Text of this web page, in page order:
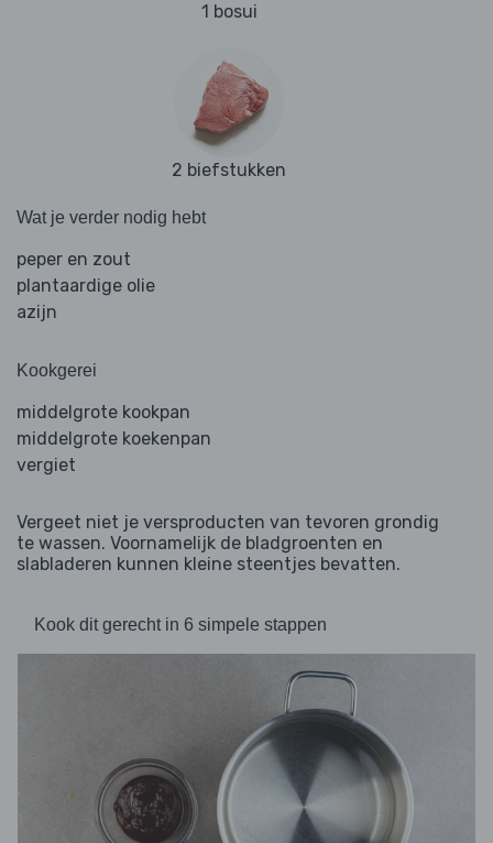
1 bosui
2 biefstukken
Wat je verder nodig hebt
peper en zout
plantaardige olie
azijn
Kookgerei
middelgrote kookpan
middelgrote koekenpan
vergiet
Vergeet niet je versproducten van tevoren grondig
te wassen. Voornamelijk de bladgroenten en
slabladeren kunnen kleine steentjes bevatten.
Kook dit gerecht in 6 simpele stappen